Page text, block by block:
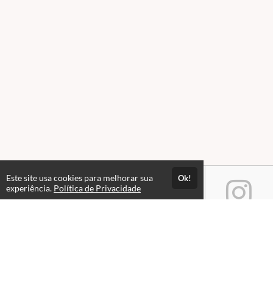
Este site usa cookies para melhorar sua
experiência. Política de Privacidade
Ok!